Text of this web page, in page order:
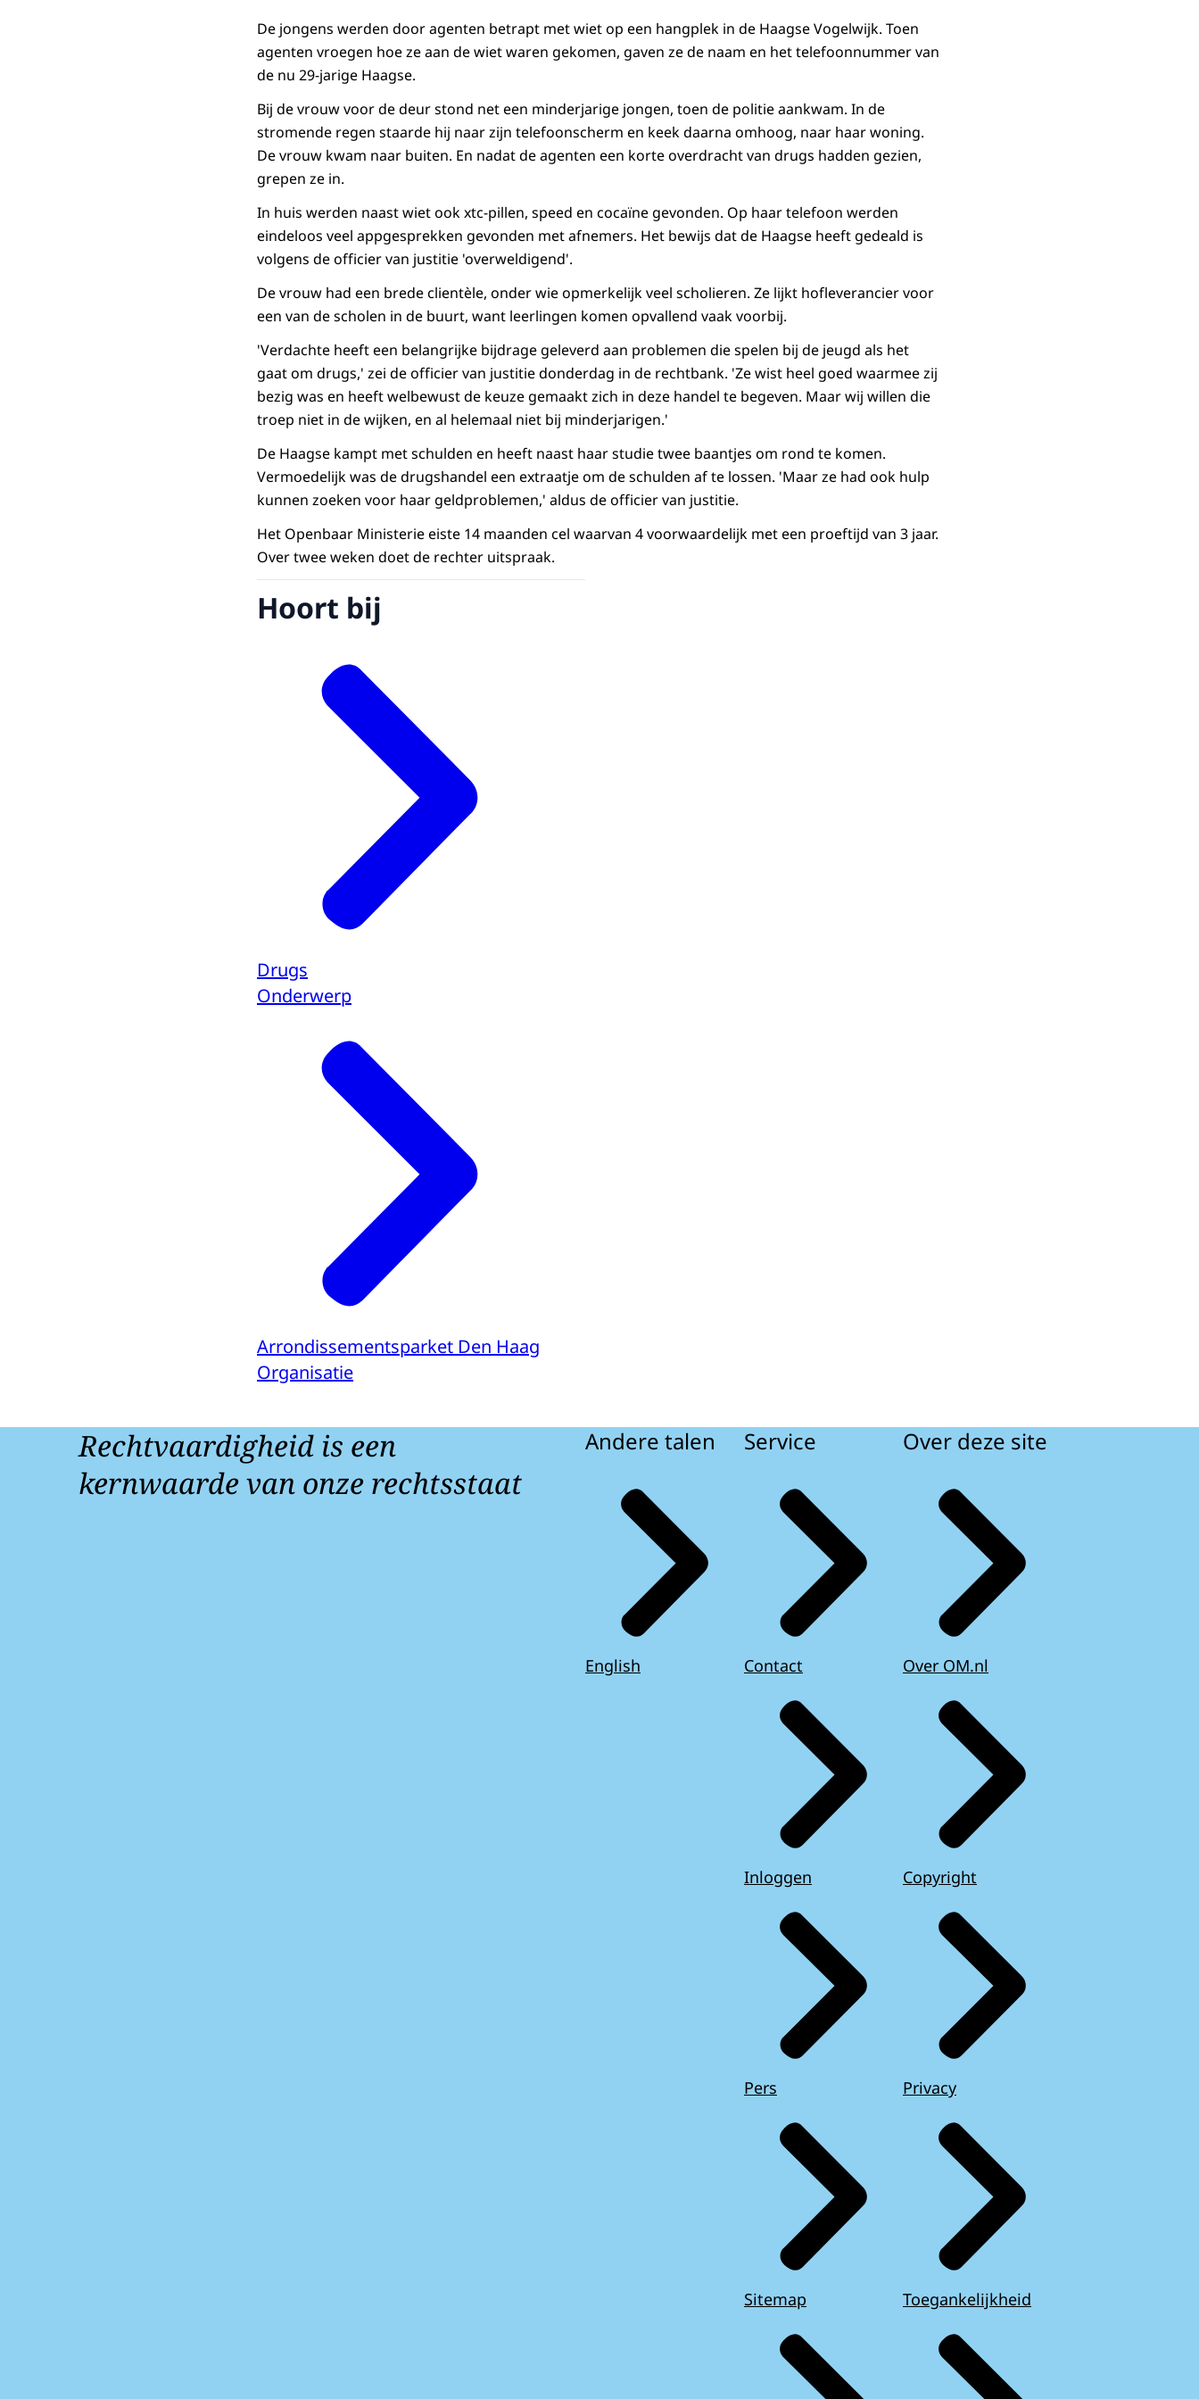
De jongens werden door agenten betrapt met wiet op een hangplek in de Haagse Vogelwijk. Toen
agenten vroegen hoe ze aan de wiet waren gekomen, gaven ze de naam en het telefoonnummer van
de nu 29-jarige Haagse.
Bij de vrouw voor de deur stond net een minderjarige jongen, toen de politie aankwam. In de
stromende regen staarde hij naar zijn telefoonscherm en keek daarna omhoog, naar haar woning.
De vrouw kwam naar buiten. En nadat de agenten een korte overdracht van drugs hadden gezien,
grepen ze in.
In huis werden naast wiet ook xtc-pillen, speed en cocaïne gevonden. Op haar telefoon werden
eindeloos veel appgesprekken gevonden met afnemers. Het bewijs dat de Haagse heeft gedeald is
volgens de officier van justitie 'overweldigend'.
De vrouw had een brede clientèle, onder wie opmerkelijk veel scholieren. Ze lijkt hofleverancier voor
een van de scholen in de buurt, want leerlingen komen opvallend vaak voorbij.
'Verdachte heeft een belangrijke bijdrage geleverd aan problemen die spelen bij de jeugd als het
gaat om drugs,' zei de officier van justitie donderdag in de rechtbank. 'Ze wist heel goed waarmee zij
bezig was en heeft welbewust de keuze gemaakt zich in deze handel te begeven. Maar wij willen die
troep niet in de wijken, en al helemaal niet bij minderjarigen.'
De Haagse kampt met schulden en heeft naast haar studie twee baantjes om rond te komen.
Vermoedelijk was de drugshandel een extraatje om de schulden af te lossen. 'Maar ze had ook hulp
kunnen zoeken voor haar geldproblemen,' aldus de officier van justitie.
Het Openbaar Ministerie eiste 14 maanden cel waarvan 4 voorwaardelijk met een proeftijd van 3 jaar.
Over twee weken doet de rechter uitspraak.
Hoort bij
Drugs
Onderwerp
Arrondissementsparket Den Haag
Organisatie
Rechtvaardigheid is een
kernwaarde van onze rechtsstaat
Andere talen
English
Service
Contact
Inloggen
Pers
Sitemap
Over deze site
Over OM.nl
Copyright
Privacy
Toegankelijkheid